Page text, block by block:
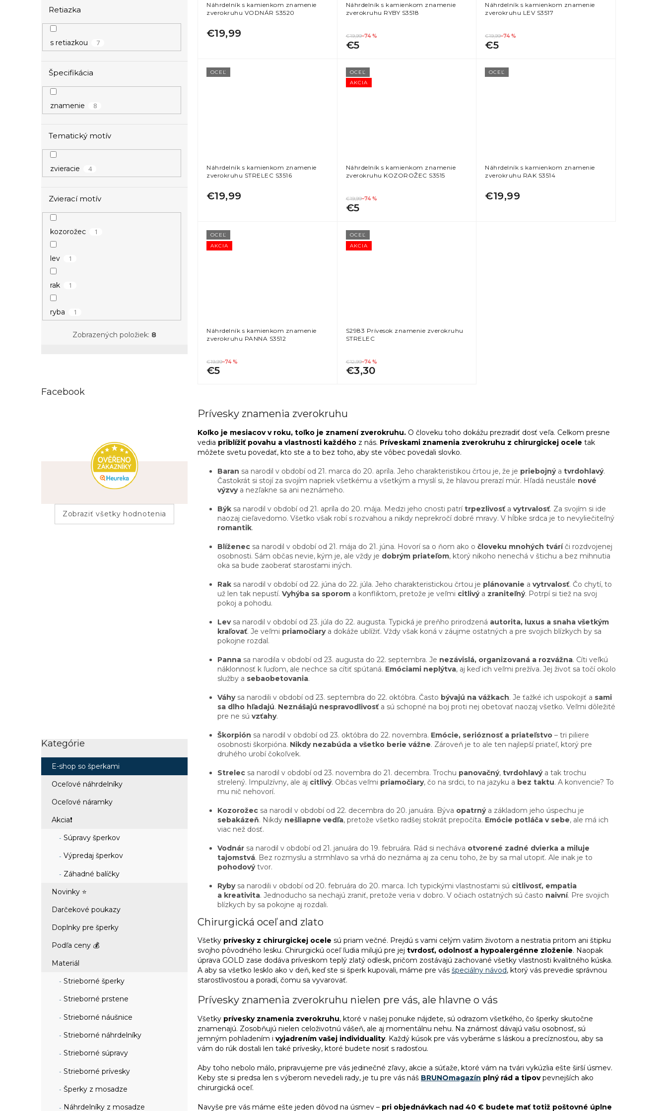
Retiazka
s retiazkou 7
Špecifikácia
znamenie 8
Tematický motív
zvieracie 4
Zvierací motív
kozorožec 1
lev 1
rak 1
ryba 1
Zobrazených položiek: 8
Facebook
Zobraziť všetky hodnotenia
Preskočiť
Kategórie
E-shop so šperkami
Oceľové náhrdelníky
Oceľové náramky
Akcia❗
Súpravy šperkov
Výpredaj šperkov
Záhadné balíčky
Novinky ⭐
Darčekové poukazy
Doplnky pre šperky
Podľa ceny 💰
Materiál
Strieborné šperky
Strieborné prstene
Strieborné náušnice
Strieborné náhrdelníky
Strieborné súpravy
Strieborné prívesky
Šperky z mosadze
Náhrdelníky z mosadze
Náhrdelník s kamienkom znamenie
zverokruhu VODNÁR S3520
€19,99
Náhrdelník s kamienkom znamenie
zverokruhu RYBY S3518
€19,99–74 %
€5
Náhrdelník s kamienkom znamenie
zverokruhu LEV S3517
€19,99–74 %
€5
OCEĽ
Náhrdelník s kamienkom znamenie
zverokruhu STRELEC S3516
€19,99
AKCIA
OCEĽ
Náhrdelník s kamienkom znamenie
zverokruhu KOZOROŽEC S3515
€19,99–74 %
€5
OCEĽ
Náhrdelník s kamienkom znamenie
zverokruhu RAK S3514
€19,99
AKCIA
OCEĽ
Náhrdelník s kamienkom znamenie
zverokruhu PANNA S3512
€19,99–74 %
€5
AKCIA
OCEĽ
S2983 Prívesok znamenie zverokruhu
STRELEC
€12,99–74 %
€3,30
d
a
c
e
p
k
y
p
i
Prívesky znamenia zverokruhu
Koľko je mesiacov v roku, toľko je znamení zverokruhu. O človeku toho dokážu prezradiť dosť veľa. Celkom presne
vedia priblížiť povahu a vlastnosti každého z nás. Príveskami znamenia zverokruhu z chirurgickej ocele tak
môžete svetu povedať, kto ste a to bez toho, aby ste vôbec povedali slovko.
Baran sa narodil v období od 21. marca do 20. apríla. Jeho charakteristikou črtou je, že je priebojnýa tvrdohlavý.
Častokrát si stojí za svojím napriek všetkému a všetkým a myslí si, že hlavou prerazí múr. Hľadá neustále nové
výzvya nezľakne sa ani neznámeho.
Býk sa narodil v období od 21. apríla do 20. mája. Medzi jeho cnosti patrítrpezlivosť a vytrvalosť. Za svojím si ide
naozaj cieľavedomo. Všetko však robí s rozvahou a nikdy neprekročí dobré mravy. V hĺbke srdca je to nevyliečiteľný
romantik.
Blíženec sa narodil v období od 21. mája do 21. júna. Hovorí sa o ňom ako o človeku mnohých tváríči rozdvojenej
osobnosti. Sám občas nevie, kým je, ale vždy je dobrým priateľom, ktorý nikoho nenechá v štichu a bez mihnutia
oka sa bude zaoberať starosťami iných.
Rak sa narodil v období od 22. júna do 22. júla. Jeho charakteristickou črtou je plánovanie a vytrvalosť. Čo chytí, to
už len tak nepustí. Vyhýba sa sporom a konfliktom, pretože je veľmi citlivýa zraniteľný. Potrpí si tiež na svoj
pokoj a pohodu.
Lev sa narodil v období od 23. júla do 22. augusta. Typická je preňho prirodzená autorita, luxus a snaha všetkým
kraľovať. Je veľmi priamočiarya dokáže ublížiť. Vždy však koná v záujme ostatných a pre svojich blízkych by sa
pokojne rozdal.
Panna sa narodila v období od 23. augusta do 22. septembra. Je nezávislá, organizovaná a rozvážna. Cíti veľkú
náklonnosť k ľuďom, ale nechce sa cítiť spútaná. Emóciami neplýtva, aj keď ich veľmi prežíva. Jej život sa točí okolo
služby a sebaobetovania.
Váhy sa narodili v období od 23. septembra do 22. októbra. Často bývajú na vážkach. Je ťažké ich uspokojiť a sami
sa dlho hľadajú. Neznášajú nespravodlivosť a sú schopné na boj proti nej obetovať naozaj všetko. Veľmi dôležité
pre ne sú vzťahy.
Škorpión sa narodil v období od 23. októbra do 22. novembra. Emócie, serióznosť a priateľstvo – tri piliere
osobnosti škorpióna. Nikdy nezabúda a všetko berie vážne. Zároveň je to ale ten najlepší priateľ, ktorý pre
druhého urobí čokoľvek.
Strelec sa narodil v období od 23. novembra do 21. decembra. Trochu panovačný, tvrdohlavýa tak trochu
strelený. Impulzívny, ale aj citlivý. Občas veľmi priamočiary, čo na srdci, to na jazyku a bez taktu. A konvencie? To
mu nič nehovorí.
Kozorožec sa narodil v období od 22. decembra do 20. januára. Býva opatrný a základom jeho úspechu je
sebakázeň. Nikdy nešliapne vedľa, pretože všetko radšej stokrát prepočíta. Emócie potláča v sebe, ale má ich
viac než dosť.
Vodnár sa narodil v období od 21. januára do 19. februára. Rád si necháva otvorené zadné dvierka a miluje
tajomstvá. Bez rozmyslu a strmhlavo sa vrhá do neznáma aj za cenu toho, že by sa mal utopiť. Ale inak je to
pohodovýtvor.
Rybysa narodili v období od 20. februára do 20. marca. Ich typickými vlastnosťami sú citlivosť, empatia
a kreativita. Jednoducho sa nechajú zraniť, pretože veria v dobro. V očiach ostatných sú často naivní. Pre svojich
blízkych by sa pokojne aj rozdali.
Chirurgická oceľ and zlato
Všetky prívesky z chirurgickej ocele sú priam večné. Prejdú s vami celým vašim životom a nestratia pritom ani štipku
svojho pôvodného lesku. Chirurgickú oceľ ľudia milujú pre jej tvrdosť, odolnosť a hypoalergénne zloženie. Naopak
úprava GOLD zase dodáva príveskom teplý zlatý odlesk, pričom zostávajú zachované všetky vlastnosti kvalitného kúska.
A aby sa všetko lesklo ako v deň, keď ste si šperk kupovali, máme pre vás špeciálny návod, ktorý vás prevedie správnou
starostlivosťou a poradí, čomu sa vyvarovať.
Prívesky znamenia zverokruhu nielen pre vás, ale hlavne o vás
Všetky prívesky znamenia zverokruhu, ktoré v našej ponuke nájdete, sú odrazom všetkého, čo šperky skutočne
znamenajú. Zosobňujú nielen celoživotnú vášeň, ale aj momentálnu nehu. Na známosť dávajú vašu osobnosť, sú
jemným pohladením i vyjadrením vašej individuality. Každý kúsok pre vás vyberáme s láskou a precíznosťou, aby sa
vám do rúk dostali len také prívesky, ktoré budete nosiť s radosťou.
Aby toho nebolo málo, pripravujeme pre vás jedinečné zľavy, akcie a súťaže, ktoré vám na tvári vykúzlia ešte širší úsmev.
Keby ste si predsa len s výberom nevedeli rady, je tu pre vás náš BRUNOmagazín plný rád a tipovpevnejších ako
chirurgická oceľ.
Navyše pre vás máme ešte jeden dôvod na úsmev – pri objednávkach nad 40 € budete mať totiž poštovné úplne